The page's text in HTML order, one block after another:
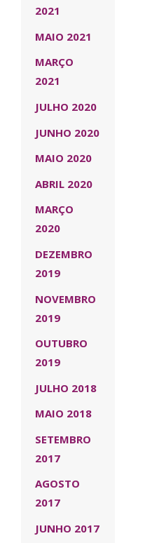
2021
MAIO 2021
MARÇO
2021
JULHO 2020
JUNHO 2020
MAIO 2020
ABRIL 2020
MARÇO
2020
DEZEMBRO
2019
NOVEMBRO
2019
OUTUBRO
2019
JULHO 2018
MAIO 2018
SETEMBRO
2017
AGOSTO
2017
JUNHO 2017